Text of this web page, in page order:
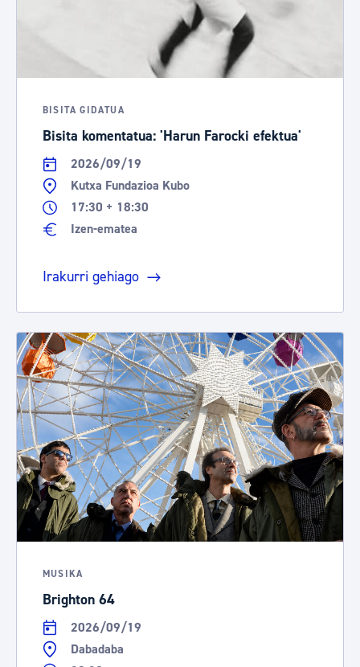
BISITA GIDATUA
Bisita komentatua: 'Harun Farocki efektua'
2026/09/19
Kutxa Fundazioa Kubo
17:30 + 18:30
Izen-ematea
Irakurri gehiago
MUSIKA
Brighton 64
2026/09/19
Dabadaba